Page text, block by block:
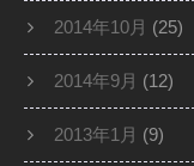
2014年10月 (25)
2014年9月 (12)
2013年1月 (9)